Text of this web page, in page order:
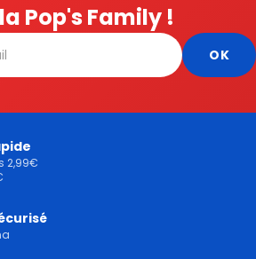
Pop's Family !
2,99€